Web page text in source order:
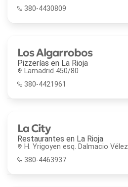
380-4430809
Los Algarrobos
Pizzerías en La Rioja
Lamadrid 450/80
380-4421961
La City
Restaurantes en La Rioja
H. Yrigoyen esq. Dalmacio Vélez
380-4463937